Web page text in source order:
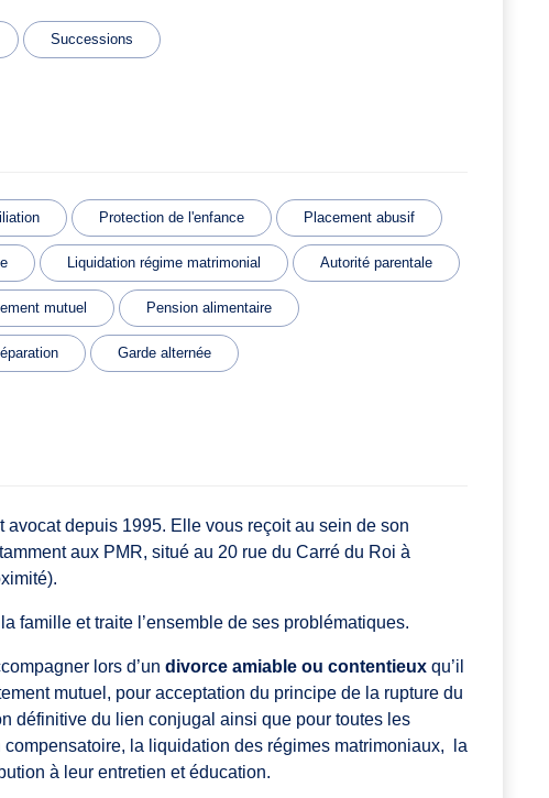
Successions
Protection de l'enfance Placement abusif
Liquidation régime matrimonial Autorité parentale
mutuel Pension alimentaire
Garde alternée
avocat depuis 1995. Elle vous reçoit au sein de son
aux PMR, situé au 20 rue du Carré du Roi à
famille et traite l’ensemble de ses problématiques.
lors d’un divorce amiable ou contentieux qu’il
mutuel, pour acceptation du principe de la rupture du
définitive du lien conjugal ainsi que pour toutes les
la liquidation des régimes matrimoniaux, la
à leur entretien et éducation.